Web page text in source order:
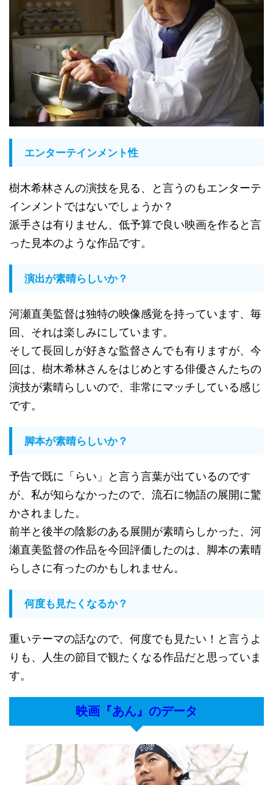
エンターテインメント性
樹木希林さんの演技を見る、と言うのもエンターテ
インメントではないでしょうか？
派手さは有りません、低予算で良い映画を作ると言
った見本のような作品です。
演出が素晴らしいか？
河瀬直美監督は独特の映像感覚を持っています、毎
回、それは楽しみにしています。
そして長回しが好きな監督さんでも有りますが、今
回は、樹木希林さんをはじめとする俳優さんたちの
演技が素晴らしいので、非常にマッチしている感じ
です。
脚本が素晴らしいか？
予告で既に「らい」と言う言葉が出ているのです
が、私が知らなかったので、流石に物語の展開に驚
かされました。
前半と後半の陰影のある展開が素晴らしかった、河
瀬直美監督の作品を今回評価したのは、脚本の素晴
らしさに有ったのかもしれません。
何度も見たくなるか？
重いテーマの話なので、何度でも見たい！と言うよ
りも、人生の節目で観たくなる作品だと思っていま
す。
映画『あん』のデータ